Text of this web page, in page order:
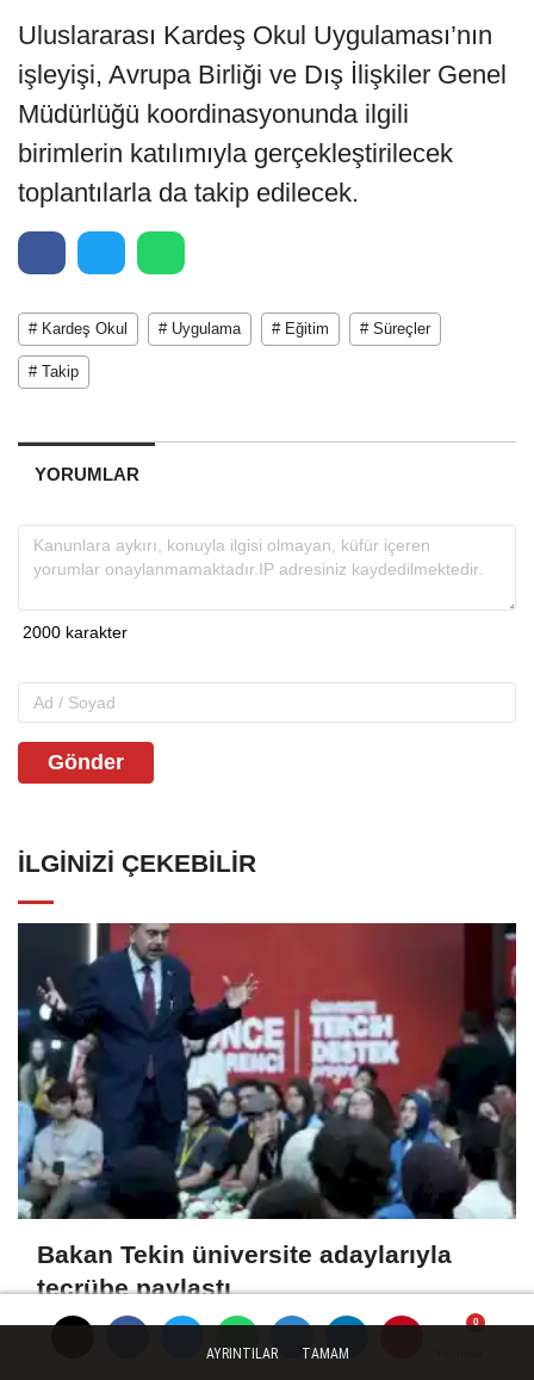
Uluslararası Kardeş Okul Uygulaması’nın
işleyişi, Avrupa Birliği ve Dış İlişkiler Genel
Müdürlüğü koordinasyonunda ilgili
birimlerin katılımıyla gerçekleştirilecek
toplantılarla da takip edilecek.
# Kardeş Okul # Uygulama # Eğitim # Süreçler
# Takip
YORUMLAR
Gönder
İLGINIZI ÇEKEBILIR
Bakan Tekin üniversite adaylarıyla
tecrübe paylaştı
AYRINTILAR TAMAM